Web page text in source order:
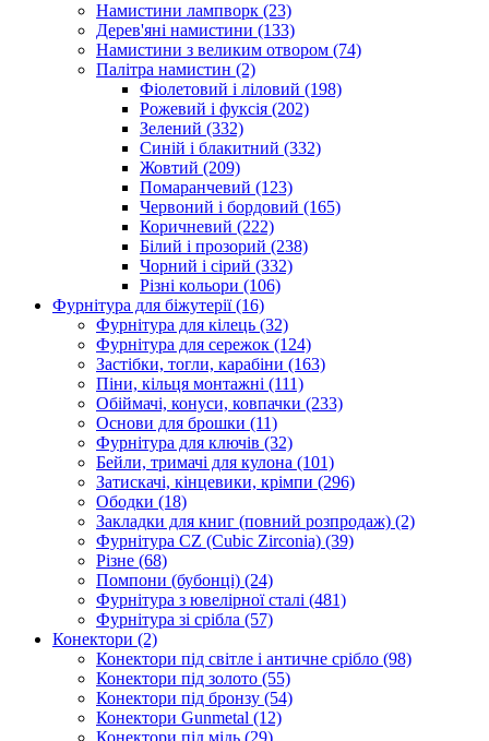
Намистини лампворк (23)
Дерев'яні намистини (133)
Намистини з великим отвором (74)
Палітра намистин (2)
Фіолетовий і ліловий (198)
Рожевий і фуксія (202)
Зелений (332)
Синій і блакитний (332)
Жовтий (209)
Помаранчевий (123)
Червоний і бордовий (165)
Коричневий (222)
Білий і прозорий (238)
Чорний і сірий (332)
Різні кольори (106)
Фурнітура для біжутерії(16)
Фурнітура для кілець (32)
Фурнітура для сережок (124)
Застібки, тогли, карабіни (163)
Піни, кільця монтажні (111)
Обіймачі, конуси, ковпачки (233)
Основи для брошки (11)
Фурнітура для ключів (32)
Бейли, тримачі для кулона (101)
Затискачі, кінцевики, крімпи (296)
Ободки (18)
Закладки для книг (повний розпродаж) (2)
Фурнітура CZ (Cubic Zirconia) (39)
Різне (68)
Помпони (бубонці) (24)
Фурнітура з ювелірної сталі (481)
Фурнітура зі срібла (57)
Конектори (2)
Конектори під світле і античне срібло (98)
Конектори під золото (55)
Конектори під бронзу (54)
Конектори Gunmetal (12)
Конектори під мідь (29)